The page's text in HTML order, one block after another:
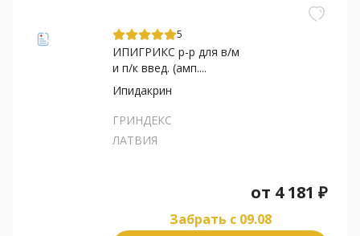
5
ИПИГРИКС р-р для в/м
и п/к введ. (амп....
Ипидакрин
ГРИНДЕКС
ЛАТВИЯ
от 4 181 ₽
Забрать c 09.08